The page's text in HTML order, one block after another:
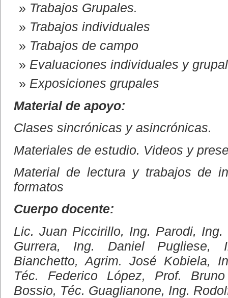
Trabajos Grupales.
Trabajos individuales
Trabajos de campo
Evaluaciones individuales y
Exposiciones grupales
Material de apoyo:
Clases sincrónicas y asincrónicas.
Materiales de estudio. Videos y
Material de lectura y trabajos de
formatos
Cuerpo docente:
Lic. Juan Piccirillo, Ing. Parodi,
Gurrera, Ing. Daniel Pugliese,
Bianchetto, Agrim. José Kobiela,
Téc. Federico López, Prof.
Bossio, Téc. Guaglianone, Ing.